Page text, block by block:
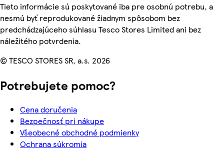
Tieto informácie sú poskytované iba pre osobnú potrebu, a
nesmú byť reprodukované žiadnym spôsobom bez
predchádzajúceho súhlasu Tesco Stores Limited ani bez
náležitého potvrdenia.
© TESCO STORES SR, a.s. 2026
Potrebujete pomoc?
Cena doručenia
Bezpečnosť pri nákupe
Všeobecné obchodné podmienky
Ochrana súkromia